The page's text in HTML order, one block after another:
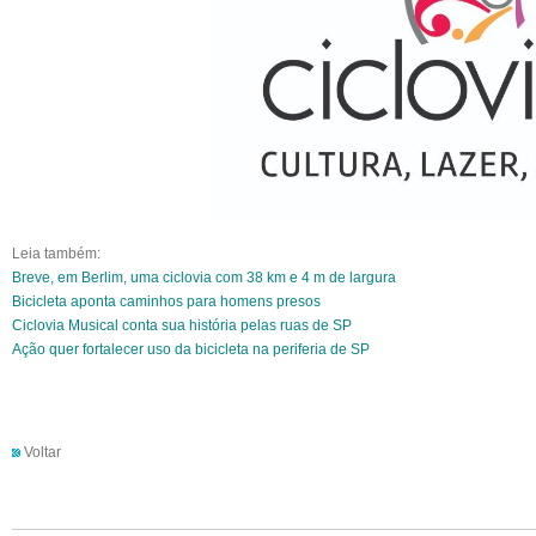
Leia também:
Breve, em Berlim, uma ciclovia com 38 km e 4 m de largura
Bicicleta aponta caminhos para homens presos
Ciclovia Musical conta sua história pelas ruas de SP
Ação quer fortalecer uso da bicicleta na periferia de SP
Voltar